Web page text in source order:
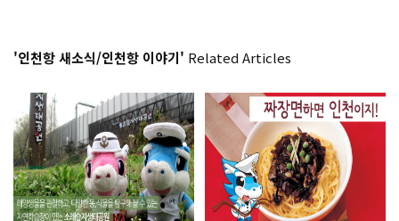
'인천항 새소식/인천항 이야기' Related Articles